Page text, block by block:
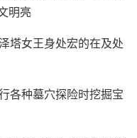
明亮
塔女王身处宏的在及处
各种墓穴探险时挖掘宝